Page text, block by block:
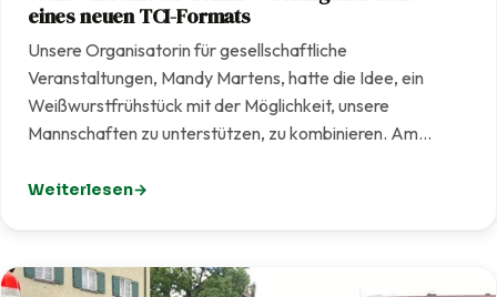
eines neuen TCI-Formats
Unsere Organisatorin für gesellschaftliche
Veranstaltungen, Mandy Martens, hatte die Idee, ein
Weißwurstfrühstück mit der Möglichkeit, unsere
Mannschaften zu unterstützen, zu kombinieren. Am…
Weiterlesen
: Weißwurst meets Tennis – Gelungener Start eines